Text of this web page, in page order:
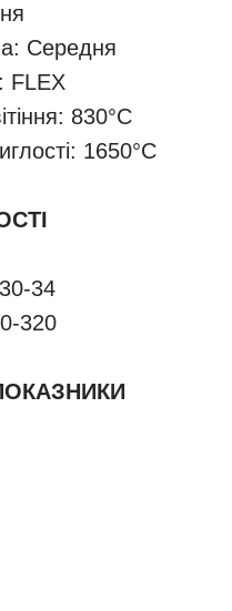
Середня
FLEX
830°C
1650°C
34
320